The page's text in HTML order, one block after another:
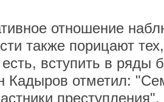
отношение
также порицают
вступить в ряды
Кадыров отметил: